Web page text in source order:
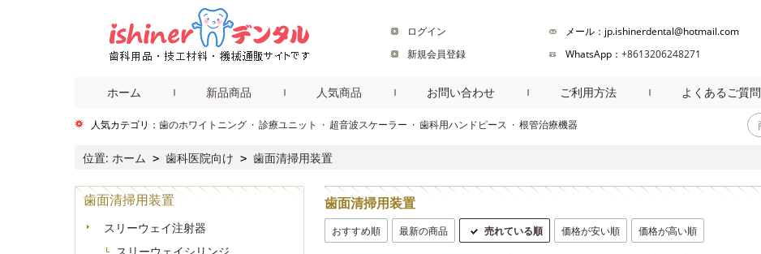
ログイン
新規会員登録
メール：jp.ishinerdental@hotmail.com
WhatsApp： +8613206248271
ホーム 新品商品 人気商品 お問い合わせ ご利用方法 よくあるご質問
人気カテゴリ： 歯のホワイトニング · 診療ユニット · 超音波スケーラー · 歯科用ハンドピース · 根管治療機器商品検索
位置: ホーム > 歯科医院向け > 歯面清掃用装置
歯面清掃用装置
おすすめ順 最新の商品 売れている順 価格が安い順 価格が高い順
歯面清掃用装置
スリーウェイ注射器